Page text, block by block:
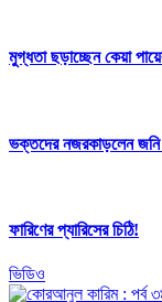
মুগ্ধতা ছড়াচ্ছেন কেয়া
ভক্তদের নজরকাড়লেন
ফারিণের প্যারিসের চিঠি!
ভিডিও